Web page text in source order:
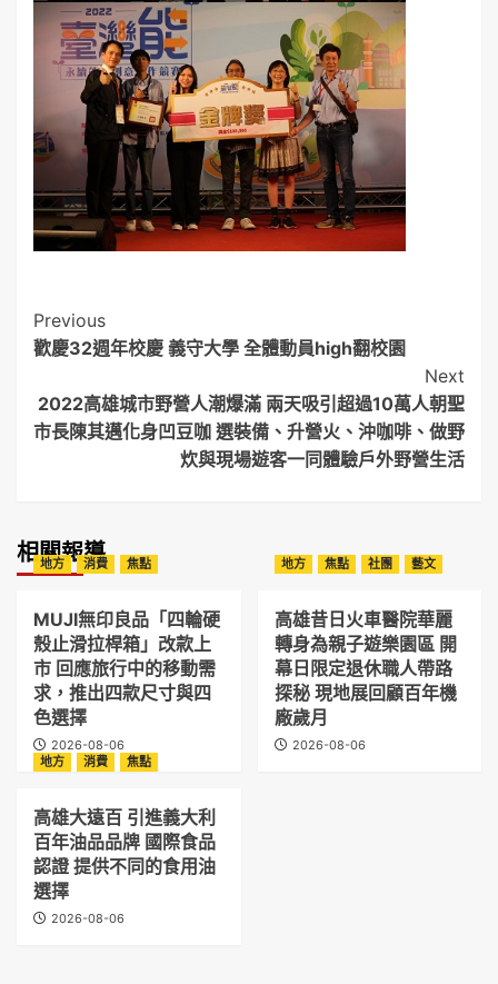
Post
Navigation
Previous
歡慶32週年校慶 義守大學 全體動員high翻校園
Next
2022高雄城市野營人潮爆滿 兩天吸引超過10萬人朝聖
市長陳其邁化身凹豆咖 選裝備、升營火、沖咖啡、做野
炊與現場遊客一同體驗戶外野營生活
相關報導
地方 消費 焦點
MUJI無印良品「四輪硬
殼止滑拉桿箱」改款上
市 回應旅行中的移動需
求，推出四款尺寸與四
色選擇
2026-08-06
地方 焦點 社團 藝文
高雄昔日火車醫院華麗
轉身為親子遊樂園區 開
幕日限定退休職人帶路
探秘 現地展回顧百年機
廠歲月
2026-08-06
地方
消費 焦點
高雄大遠百 引進義大利
百年油品品牌 國際食品
認證 提供不同的食用油
選擇
2026-08-06